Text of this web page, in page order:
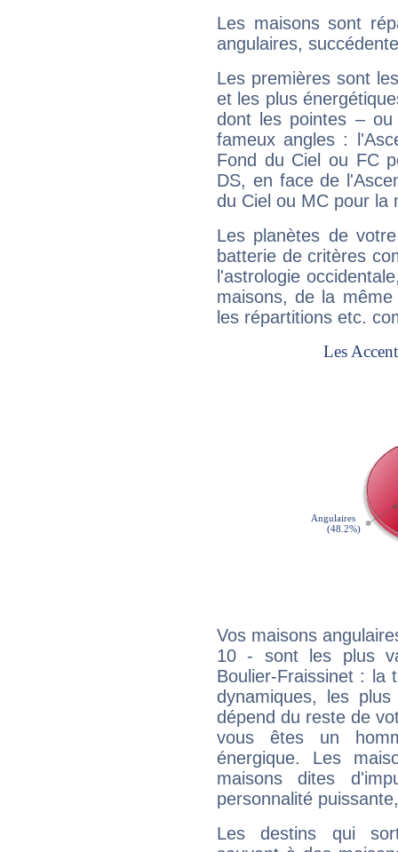
Les maisons sont
angulaires,
Les premières sont
et les plus
dont les pointes –
fameux angles :
Fond du Ciel ou FC
DS, en face de
du Ciel ou MC pour la
Les planètes de
batterie de critères
l'astrologie
maisons, de la
les répartitions etc.
Vos maisons
10 - sont les plus
Boulier-Fraissinet : la
dynamiques, les
dépend du reste de
vous êtes un
énergique. Les
maisons dites
personnalité
Les destins qui